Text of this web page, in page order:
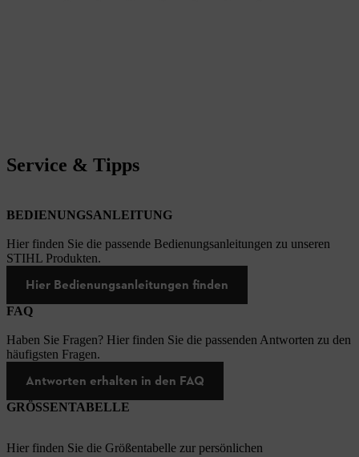
Service & Tipps
BEDIENUNGSANLEITUNG
Hier finden Sie die passende Bedienungsanleitungen zu unseren
STIHL Produkten.
Hier Bedienungsanleitungen finden
FAQ
Haben Sie Fragen? Hier finden Sie die passenden Antworten zu den
häufigsten Fragen.
Antworten erhalten in den FAQ
GRÖSSENTABELLE
Hier finden Sie die Größentabelle zur persönlichen